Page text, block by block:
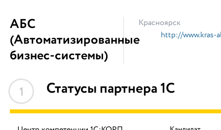
АБС
(Автоматизированные
бизнес-системы)
Красноярск
http://www.kras-
1 Статусы партнера 1С